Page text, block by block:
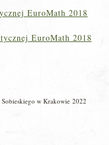
EuroMath 2018
EuroMath 2018
w Krakowie 2022